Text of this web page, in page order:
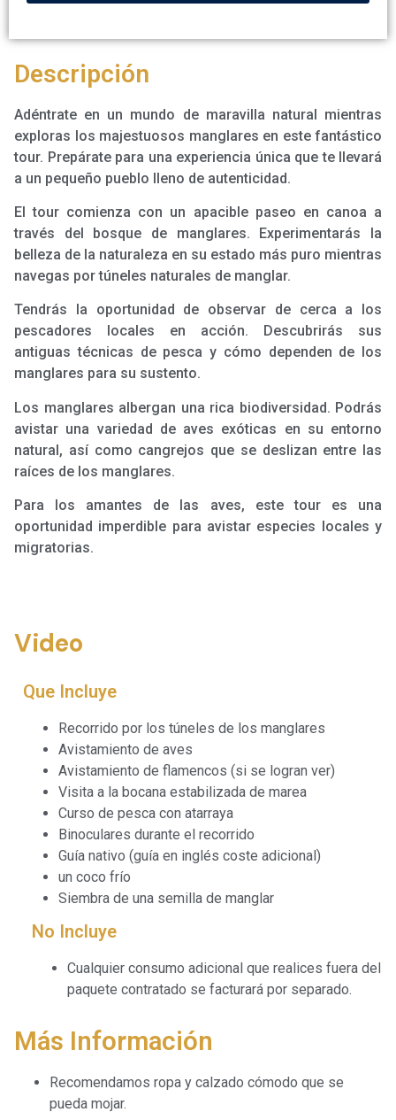
Descripción
Adéntrate en un mundo de maravilla natural mientras
exploras los majestuosos manglares en este fantástico
tour. Prepárate para una experiencia única que te llevará
a un pequeño pueblo lleno de autenticidad.
El tour comienza con un apacible paseo en canoa a
través del bosque de manglares. Experimentarás la
belleza de la naturaleza en su estado más puro mientras
navegas por túneles naturales de manglar.
Tendrás la oportunidad de observar de cerca a los
pescadores locales en acción. Descubrirás sus
antiguas técnicas de pesca y cómo dependen de los
manglares para su sustento.
Los manglares albergan una rica biodiversidad. Podrás
avistar una variedad de aves exóticas en su entorno
natural, así como cangrejos que se deslizan entre las
raíces de los manglares.
Para los amantes de las aves, este tour es una
oportunidad imperdible para avistar especies locales y
migratorias.
Video
Que Incluye
Recorrido por los túneles de los manglares
Avistamiento de aves
Avistamiento de flamencos (si se logran ver)
Visita a la bocana estabilizada de marea
Curso de pesca con atarraya
Binoculares durante el recorrido
Guía nativo (guía en inglés coste adicional)
un coco frío
Siembra de una semilla de manglar
No Incluye
Cualquier consumo adicional que realices fuera del
paquete contratado se facturará por separado.
Más Información
Recomendamos ropa y calzado cómodo que se
pueda mojar.